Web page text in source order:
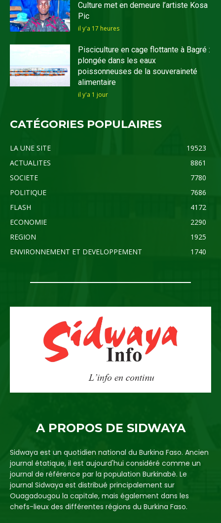
Culture met en demeure l’artiste Kosa
Pic
il y'a 17 heures
Pisciculture en cage flottante à Bagré :
plongée dans les eaux
poissonneuses de la souveraineté
alimentaire
il y'a 1 jour
CATÉGORIES POPULAIRES
LA UNE SITE
19523
ACTUALITES
8861
SOCIETE
7780
POLITIQUE
7686
FLASH
4172
ECONOMIE
2290
REGION
1925
ENVIRONNEMENT ET DEVELOPPEMENT
1740
A PROPOS DE SIDWAYA
Sidwaya est un quotidien national du Burkina Faso. Ancien
journal étatique, il est aujourd'hui considéré comme un
journal de référence par la population Burkinabè. Le
journal Sidwaya est distribué principalement sur
Ouagadougou la capitale, mais également dans les
chefs-lieux des différentes régions du Burkina Faso.